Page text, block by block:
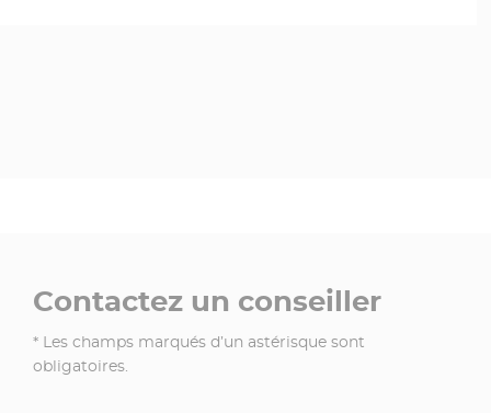
Contactez un conseiller
* Les champs marqués d’un astérisque sont
obligatoires.